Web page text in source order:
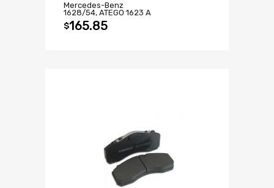
Mercedes-Benz
1628/54, ATEGO 1623 A
$165.85